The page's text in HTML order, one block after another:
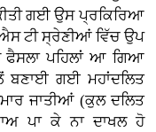
ਗਈ ਉਸ ਪ੍ਰਕਿਰਿਆ
ਐਸ ਟੀ ਸ੍ਰੇਣੀਆਂ ਵਿੱਚ ਉਪ
ਪਹਿਲਾਂ ਆ ਗਿਆ
ਬਣਾਈ ਗਈ ਮਹਾਂਦਲਿਤ
ਜਾਤੀਆਂ (ਕੁਲ ਦਲਿਤ
ਪਾ ਕੇ ਨਾ ਦਾਖਲ ਹੋ